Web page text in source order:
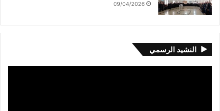
09/04/2026
النشيد الرسمي